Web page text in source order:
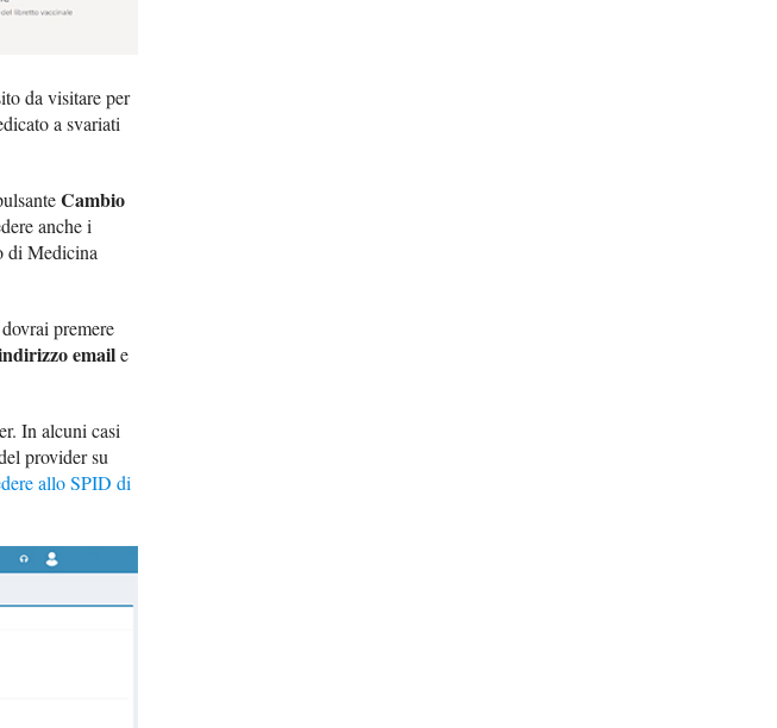
da visitare per
a svariati
Cambio
anche i
di Medicina
premere
emaile
In alcuni casi
provider su
allo SPID di